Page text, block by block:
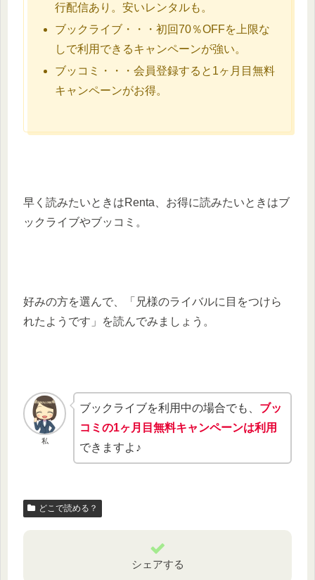
行配信あり。安いレンタルも。
ブックライブ・・・初回70％OFFを上限な
しで利用できるキャンペーンが強い。
ブッコミ・・・会員登録すると1ヶ月目無料
キャンペーンがお得。
早く読みたいときはRenta、お得に読みたいときはブ
ックライブやブッコミ。
好みの方を選んで、「兄様のライバルに目をつけら
れたようです」を読んでみましょう。
私
ブックライブを利用中の場合でも、 ブッ
コミの1ヶ月目無料キャンペーンは利用
できますよ♪
どこで読める？
シェアする